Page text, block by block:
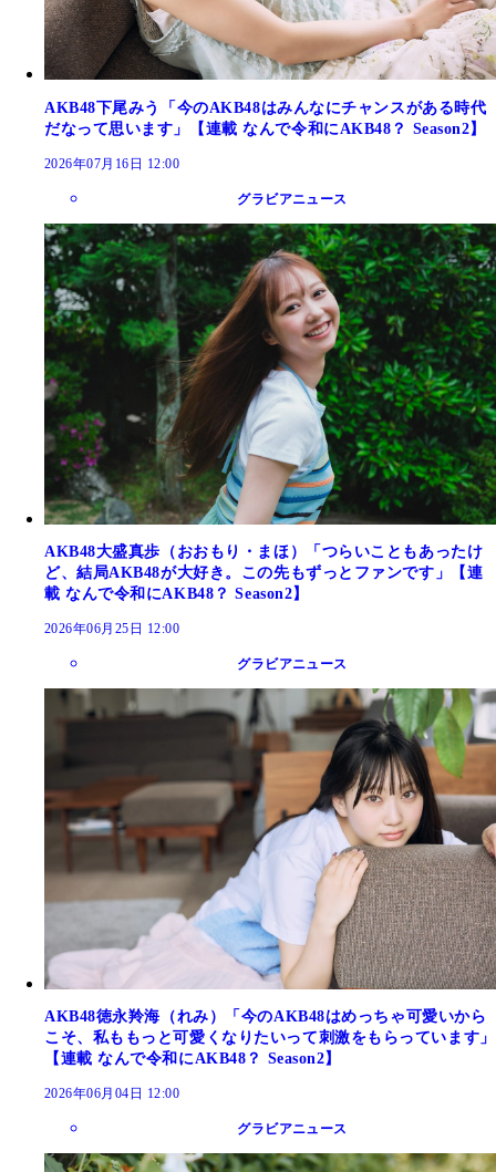
AKB48下尾みう「今のAKB48はみんなにチャンスがある時代
だなって思います」【連載 なんで令和にAKB48？ Season2】
2026年07月16日 12:00
グラビアニュース
AKB48大盛真歩（おおもり・まほ）「つらいこともあったけ
ど、結局AKB48が大好き。この先もずっとファンです」【連
載 なんで令和にAKB48？ Season2】
2026年06月25日 12:00
グラビアニュース
AKB48徳永羚海（れみ）「今のAKB48はめっちゃ可愛いから
こそ、私ももっと可愛くなりたいって刺激をもらっています」
【連載 なんで令和にAKB48？ Season2】
2026年06月04日 12:00
グラビアニュース